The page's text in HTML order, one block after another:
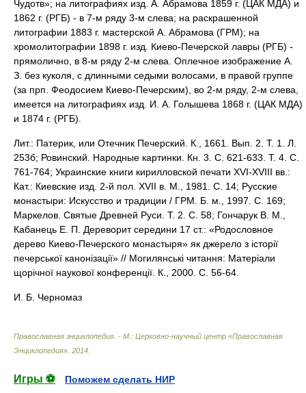
Чудотв»; на литографиях изд. А. Абрамова 1859 г. (ЦАК МДА) и
1862 г. (РГБ) - в 7-м ряду 3-м слева; на раскрашенной
литографии 1883 г. мастерской А. Абрамова (ГРМ); на
хромолитографии 1898 г. изд. Киево-Печерской лавры (РГБ) -
прямолично, в 8-м ряду 2-м слева. Оплечное изображение А.
З. без куколя, с длинными седыми волосами, в правой группе
(за прп. Феодосием Киево-Печерским), во 2-м ряду, 2-м слева,
имеется на литографиях изд. И. А. Голышева 1868 г. (ЦАК МДА)
и 1874 г. (РГБ).
Лит.: Патерик, или Отечник Печерский. К., 1661. Вып. 2. Т. 1. Л.
253б; Ровинский. Народные картинки. Кн. 3. С. 621-633. Т. 4. С.
761-764; Украинские книги кирилловской печати XVI-XVIII вв.:
Кат.: Киевские изд. 2-й пол. XVII в. М., 1981. С. 14; Русские
монастыри: Искусство и традиции / ГРМ. Б. м., 1997. С. 169;
Маркелов. Святые Древней Руси. Т. 2. С. 58; Гончарук В. М.,
Кабанець Е. П. Дереворит середини 17 ст.: «Родословное
дерево Киево-Печерского монастыря» як джерело з iсторiï
печeрськоï канонiзацiï» // Могилянськi читання: Матерiали
щорiчноï науковоï конференцiï. К., 2000. С. 56-64.
И. Б. Черномаз
Православная энциклопедия. - М.: Церковно-научный центр «Православная
Энциклопедия» 2014
Игры ⚽
Поможем сделать НИР